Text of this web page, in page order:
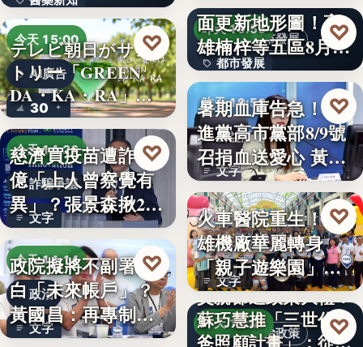
24
處」…
今天 15:00
AI廣告
30
テレビ朝日がサン
トリー「GREEN
DA・KA・RA」
と…
♡
今天 14:26
詐騙爭議
文字
慈濟買疫苗遭詐10
億「上人曾察覺有
異」？張景森揪2疑
點轟…
♡
今天 14:14
政治
文字
政院擬將不副署藍
白「未來帳戶」？
黃國昌：再專制也
不該拿孩…
♡
都市發展
昨天 19:55
都市發展
文字
面更新地形圖！高
雄楠梓等五區8月20
日上…
♡
昨天 19:53
公益活動
文字
暑期血庫告急！民
進黨高市黨部8/9號
召捐血送愛心 黃
捷、…
♡
昨天 19:51
親子旅遊
文字
火車醫院重生！高
雄機廠華麗轉身
「親子遊樂園」
開幕首日…
♡
政治政策
昨天 19:49
父親節送政策大禮！
蘇巧慧推「三世代爸
爸照顧計畫」：從準
♡